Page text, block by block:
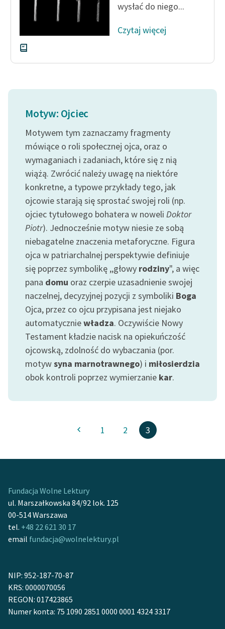
wysłać do niego...
Czytaj więcej
Motyw: Ojciec
Motywem tym zaznaczamy fragmenty
mówiące o roli społecznej ojca, oraz o
wymaganiach i zadaniach, które się z nią
wiążą. Zwrócić należy uwagę na niektóre
konkretne, a typowe przykłady tego, jak
ojcowie starają się sprostać swojej roli (np.
ojciec tytułowego bohatera w noweli Doktor
Piotr). Jednocześnie motyw niesie ze sobą
niebagatelne znaczenia metaforyczne. Figura
ojca w patriarchalnej perspektywie definiuje
się poprzez symbolikę ,,głowy rodziny", a więc
pana domu oraz czerpie uzasadnienie swojej
naczelnej, decyzyjnej pozycji z symboliki Boga
Ojca, przez co ojcu przypisana jest niejako
automatyczniewładza. Oczywiście Nowy
Testament kładzie nacisk na opiekuńczość
ojcowską, zdolność do wybaczania (por.
motywsyna marnotrawnego) i miłosierdzia
obok kontroli poprzez wymierzanie kar.
1 2 3
Fundacja Wolne Lektury
ul. Marszałkowska 84/92 lok. 125
00-514 Warszawa
tel. +48 22 621 30 17
email fundacja@wolnelektury.pl
NIP: 952-187-70-87
KRS: 0000070056
REGON: 017423865
Numer konta: 75 1090 2851 0000 0001 4324 3317